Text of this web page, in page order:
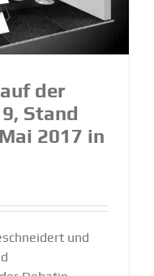
der
Stand
2017 in
und